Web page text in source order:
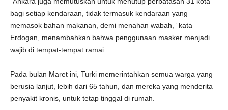
bagi setiap kendaraan, tidak termasuk kendaraan yang
memasok bahan makanan, demi menahan wabah,” kata
Erdogan, menambahkan bahwa penggunaan masker menjadi
wajib di tempat-tempat ramai.
Pada bulan Maret ini, Turki memerintahkan semua warga yang
berusia lanjut, lebih dari 65 tahun, dan mereka yang menderita
penyakit kronis, untuk tetap tinggal di rumah.